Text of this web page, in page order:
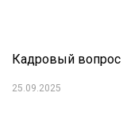
Кадровый
25.09.2025